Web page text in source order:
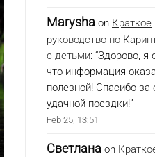
Marysha on Краткое
руководство по
с детьми: “Здорово, я
что информация
полезной! Спасибо за
удачной поездки!”
Feb 25, 13:51
Светлана on